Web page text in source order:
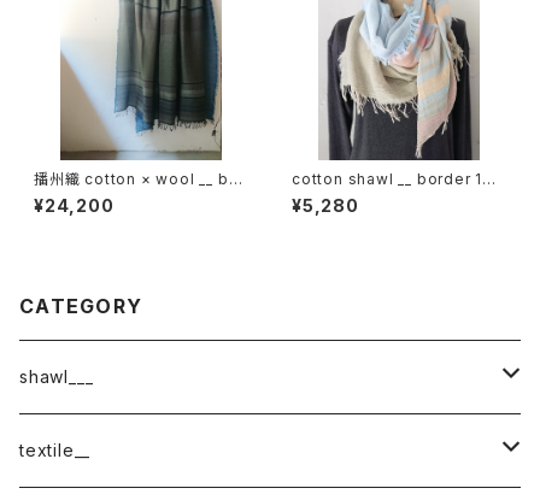
播州織 cotton × wool __ bor
der 220-120 霧帳GK
¥24,200
cotton shawl __ border 160
薄霞w
¥5,280
CATEGORY
shawl___
cotton
textile__